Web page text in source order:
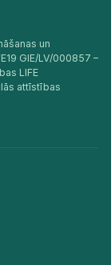
un
GIE/LV/000857 –
LIFE
attīstības